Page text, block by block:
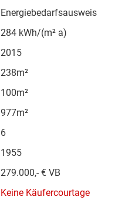
Energiebedarfsausweis
284 kWh/(m² a)
2015
238m²
100m²
977m²
6
1955
279.000,- € VB
Keine Käufercourtage